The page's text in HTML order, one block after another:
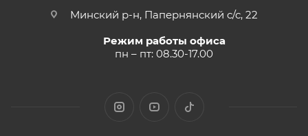
Минский р-н, Папернянский с/с, 22
Режим работы офиса
пн – пт: 08.30-17.00